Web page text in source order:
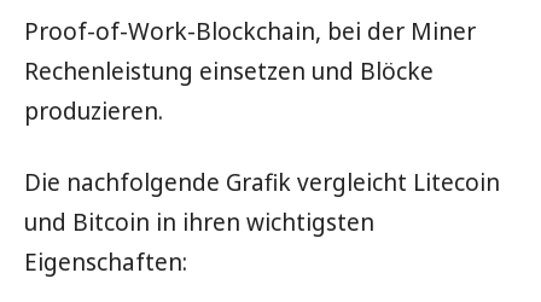
Proof-of-Work-Blockchain, bei der Miner
Rechenleistung einsetzen und Blöcke
produzieren.
Die nachfolgende Grafik vergleicht Litecoin
und Bitcoin in ihren wichtigsten
Eigenschaften: